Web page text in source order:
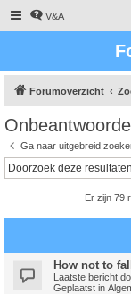
V&A
Forumoverzicht
Ga naar uitgebreid
Er zijn 79
How not to
Laatste bericht
Geplaatst in